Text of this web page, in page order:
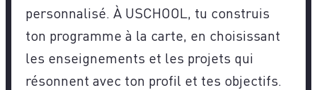
personnalisé. À USCHOOL, tu construis
ton programme à la carte, en choisissant
les enseignements et les projets qui
résonnent avec ton profil et tes objectifs.